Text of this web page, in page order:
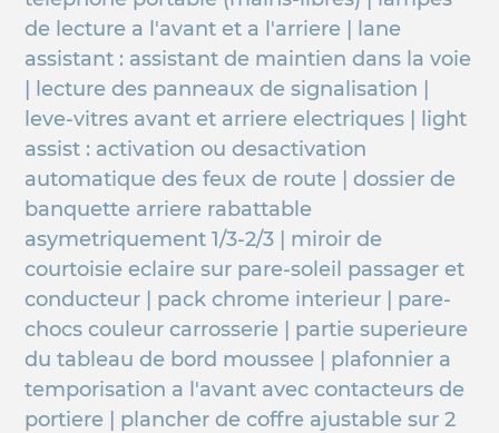
de lecture a l'avant et a l'arriere | lane
assistant : assistant de maintien dans la voie
| lecture des panneaux de signalisation |
leve-vitres avant et arriere electriques | light
assist : activation ou desactivation
automatique des feux de route | dossier de
banquette arriere rabattable
asymetriquement 1/3-2/3 | miroir de
courtoisie eclaire sur pare-soleil passager et
conducteur | pack chrome interieur | pare-
chocs couleur carrosserie | partie superieure
du tableau de bord moussee | plafonnier a
temporisation a l'avant avec contacteurs de
portiere | plancher de coffre ajustable sur 2